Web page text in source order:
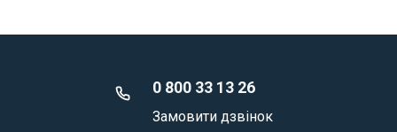
0 800 33 13 26
Замовити дзвінок